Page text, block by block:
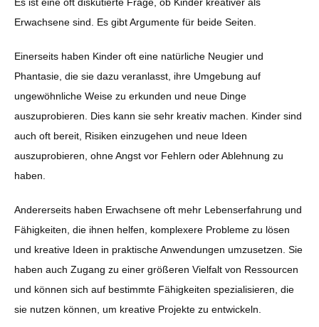
Erwachsene sind. Es gibt Argumente für beide Seiten.
Einerseits haben Kinder oft eine natürliche Neugier und
Phantasie, die sie dazu veranlasst, ihre Umgebung auf
ungewöhnliche Weise zu erkunden und neue Dinge
auszuprobieren. Dies kann sie sehr kreativ machen. Kinder sind
auch oft bereit, Risiken einzugehen und neue Ideen
auszuprobieren, ohne Angst vor Fehlern oder Ablehnung zu
haben.
Andererseits haben Erwachsene oft mehr Lebenserfahrung und
Fähigkeiten, die ihnen helfen, komplexere Probleme zu lösen
und kreative Ideen in praktische Anwendungen umzusetzen. Sie
haben auch Zugang zu einer größeren Vielfalt von Ressourcen
und können sich auf bestimmte Fähigkeiten spezialisieren, die
sie nutzen können, um kreative Projekte zu entwickeln.